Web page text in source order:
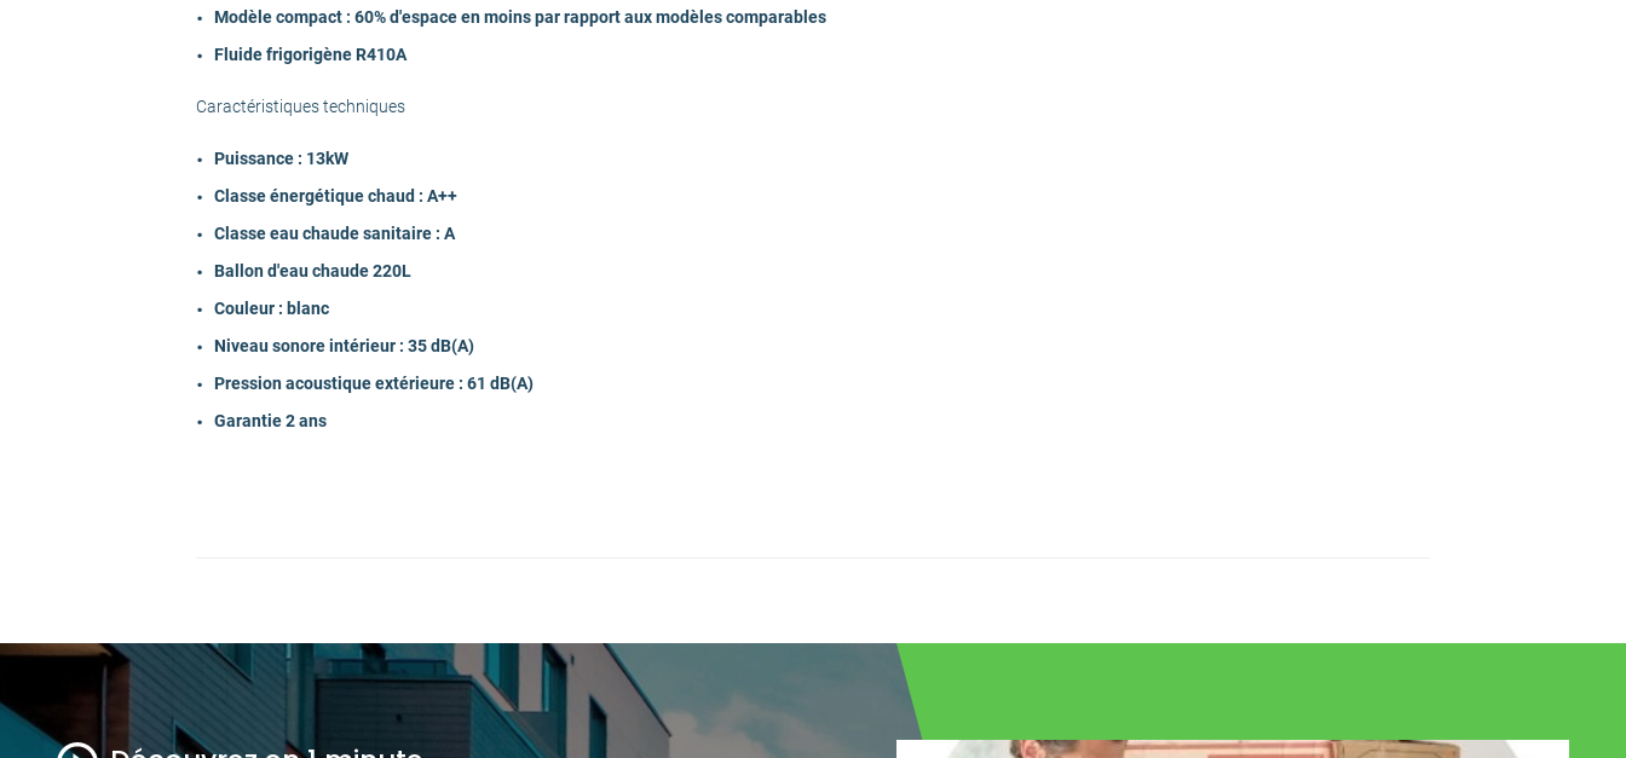
Fonctionnalité
Hauteur Unité extérieure (en cm)
Profondeur Unité extérieure (en cm)
Hauteur Unité intérieure (en cm)
Largeur Unité intérieure (en cm)
Garantie fabricant pièces (en année)
Disponibilité pièces détachées (en année) 15
Modèle compact : 60% d'espace en moins par rapport aux modèles comparables
Fluide frigorigène R410A
Caractéristiques techniques
Puissance : 13kW
Classe énergétique chaud : A++
Classe eau chaude sanitaire : A
Ballon d'eau chaude 220L
Couleur : blanc
Niveau sonore intérieur : 35 dB(A)
Pression acoustique extérieure : 61 dB(A)
Garantie 2 ans